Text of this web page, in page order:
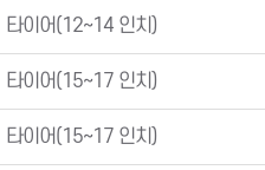
타이어(12∼14 인치)
타이어(15∼17 인치)
타이어(15∼17 인치)